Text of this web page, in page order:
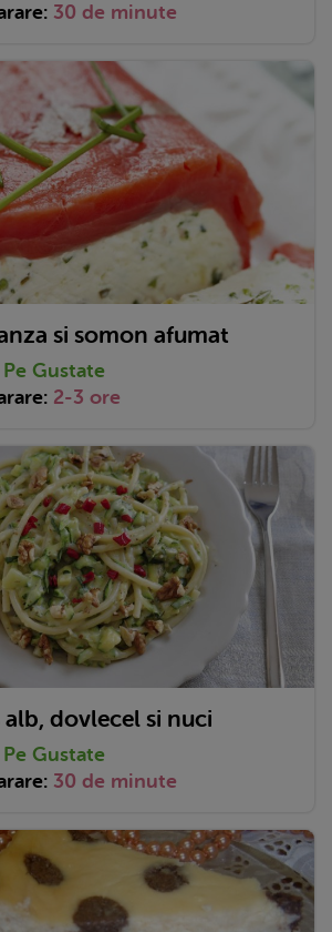
30 de minute
si somon afumat
Gustate
2-3 ore
alb, dovlecel si nuci
Gustate
30 de minute